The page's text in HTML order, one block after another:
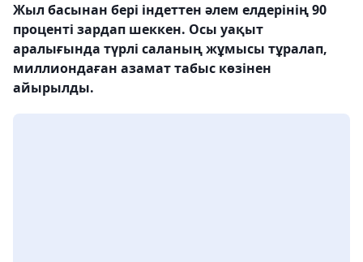
Жыл басынан бері індеттен әлем елдерінің 90
проценті зардап шеккен. Осы уақыт
аралығында түрлі саланың жұмысы тұралап,
миллиондаған азамат табыс көзінен
айырылды.